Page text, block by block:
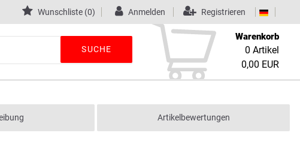
Wunschliste (0) Anmelden Registrieren
SUCHE
Warenkorb
0 Artikel
0,00 EUR
Artikelbewertungen